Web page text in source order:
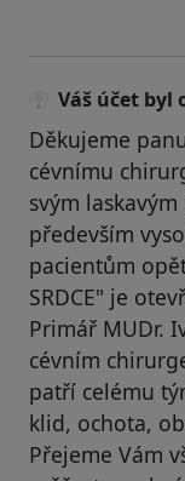
Váš účet byl
Děkujeme
cévnímu
svým
především
pacientům
SRDCE" je
Primář MUDr.
cévním
patří celému
klid, ochota,
Přejeme Vám